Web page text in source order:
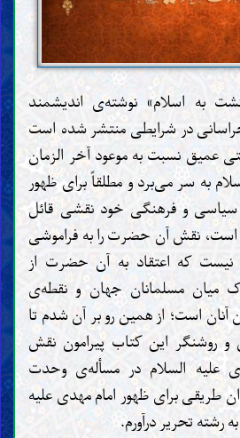
به اسلام» نوشته‌ی اندیشمند
در شرایطی منتشر شده است
عمیق نسبت به موعود آخر الزمان
به سر می‌برد و مطلقاً برای ظهور
سیاسی و فرهنگی خود نقشی قائل
است، نقش آن حضرت را به فراموشی
که اعتقاد به آن حضرت از
میان مسلمانان جهان و نقطه‌ی
است؛ از همین رو بر آن شدم تا
و روشنگر این کتاب پیرامون نقش
السلام در مسأله‌ی وحدت
طریقی برای ظهور امام مهدی علیه
رشته تحریر درآورم.